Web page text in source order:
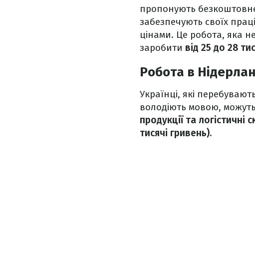
пропонують
забезпечують своїх
цінами. Це робота, яка
заробити від 25 до 28
Робота в
Українці, які
володіють мовою,
продукції та логістичні
тисячі гривень).